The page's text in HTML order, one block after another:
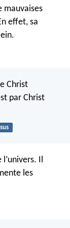
mauvaises
effet, sa
Christ
par Christ
Il
les